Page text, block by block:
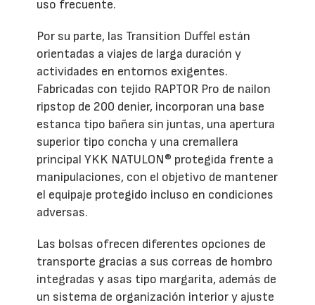
uso frecuente.
Por su parte, las Transition Duffel están
orientadas a viajes de larga duración y
actividades en entornos exigentes.
Fabricadas con tejido RAPTOR Pro de nailon
ripstop de 200 denier, incorporan una base
estanca tipo bañera sin juntas, una apertura
superior tipo concha y una cremallera
principal YKK NATULON® protegida frente a
manipulaciones, con el objetivo de mantener
el equipaje protegido incluso en condiciones
adversas.
Las bolsas ofrecen diferentes opciones de
transporte gracias a sus correas de hombro
integradas y asas tipo margarita, además de
un sistema de organización interior y ajuste